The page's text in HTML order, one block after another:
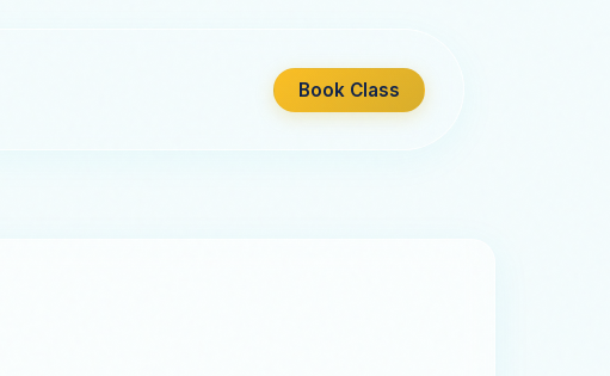
Book Class